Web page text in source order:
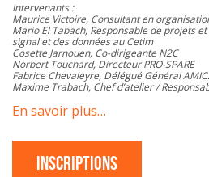
Intervenants :
Maurice Victoire, Consultant en
Mario El Tabach, Responsable de projets
signal et des données au Cetim
Cosette Jarnouen, Co-dirigeante N2C
Norbert Touchard, Directeur PRO-SPARE
Fabrice Chevaleyre, Délégué Général
Maxime Trabach, Chef d’atelier /
En savoir plus…
Inscriptions